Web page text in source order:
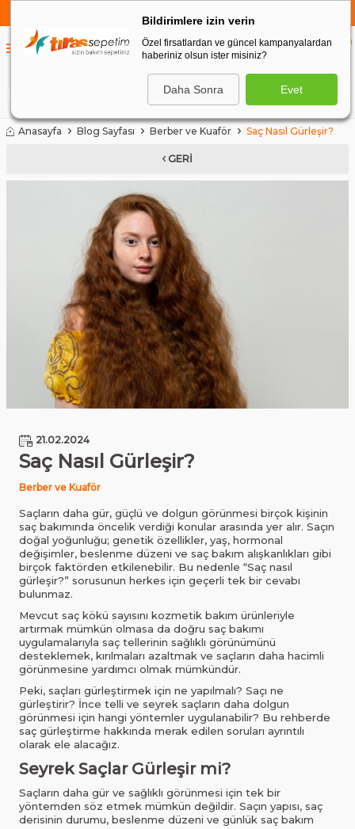
Anasayfa Blog Sayfası Berber ve Kuaför Saç Nasıl Gürleşir?
GERI
21.02.2024
Saç Nasıl Gürleşir?
Berber ve Kuaför
Saçların daha gür, güçlü ve dolgun görünmesi birçok kişinin
saç bakımında öncelik verdiği konular arasında yer alır. Saçın
doğal yoğunluğu; genetik özellikler, yaş, hormonal
değişimler, beslenme düzeni ve saç bakım alışkanlıkları gibi
birçok faktörden etkilenebilir. Bu nedenle “Saç nasıl
gürleşir?” sorusunun herkes için geçerli tek bir cevabı
bulunmaz.
Mevcut saç kökü sayısını kozmetik bakım ürünleriyle
artırmak mümkün olmasa da doğru saç bakımı
uygulamalarıyla saç tellerinin sağlıklı görünümünü
desteklemek, kırılmaları azaltmak ve saçların daha hacimli
görünmesine yardımcı olmak mümkündür.
Peki, saçları gürleştirmek için ne yapılmalı? Saçı ne
gürleştirir? İnce telli ve seyrek saçların daha dolgun
görünmesi için hangi yöntemler uygulanabilir? Bu rehberde
saç gürleştirme hakkında merak edilen soruları ayrıntılı
olarak ele alacağız.
Seyrek Saçlar Gürleşir mi?
Saçların daha gür ve sağlıklı görünmesi için tek bir
yöntemden söz etmek mümkün değildir. Saçın yapısı, saç
derisinin durumu, beslenme düzeni ve günlük saç bakım
Bildirimlere izin verin
Özel firsatlardan ve güncel kampanyalardan
haberiniz olsun ister misiniz?
Daha Sonra Evet